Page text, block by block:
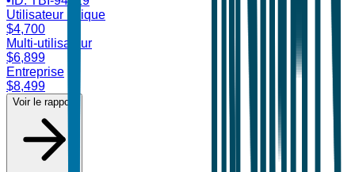
Utilisateur unique
$4,700
Multi-utilisateur
$6,899
Entreprise
$8,499
Voir le rapport